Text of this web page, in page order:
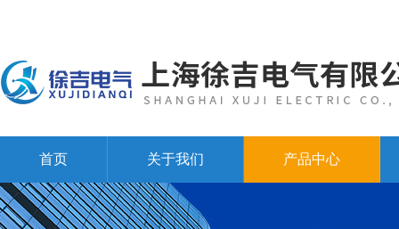
首页 关于我们 产品中心